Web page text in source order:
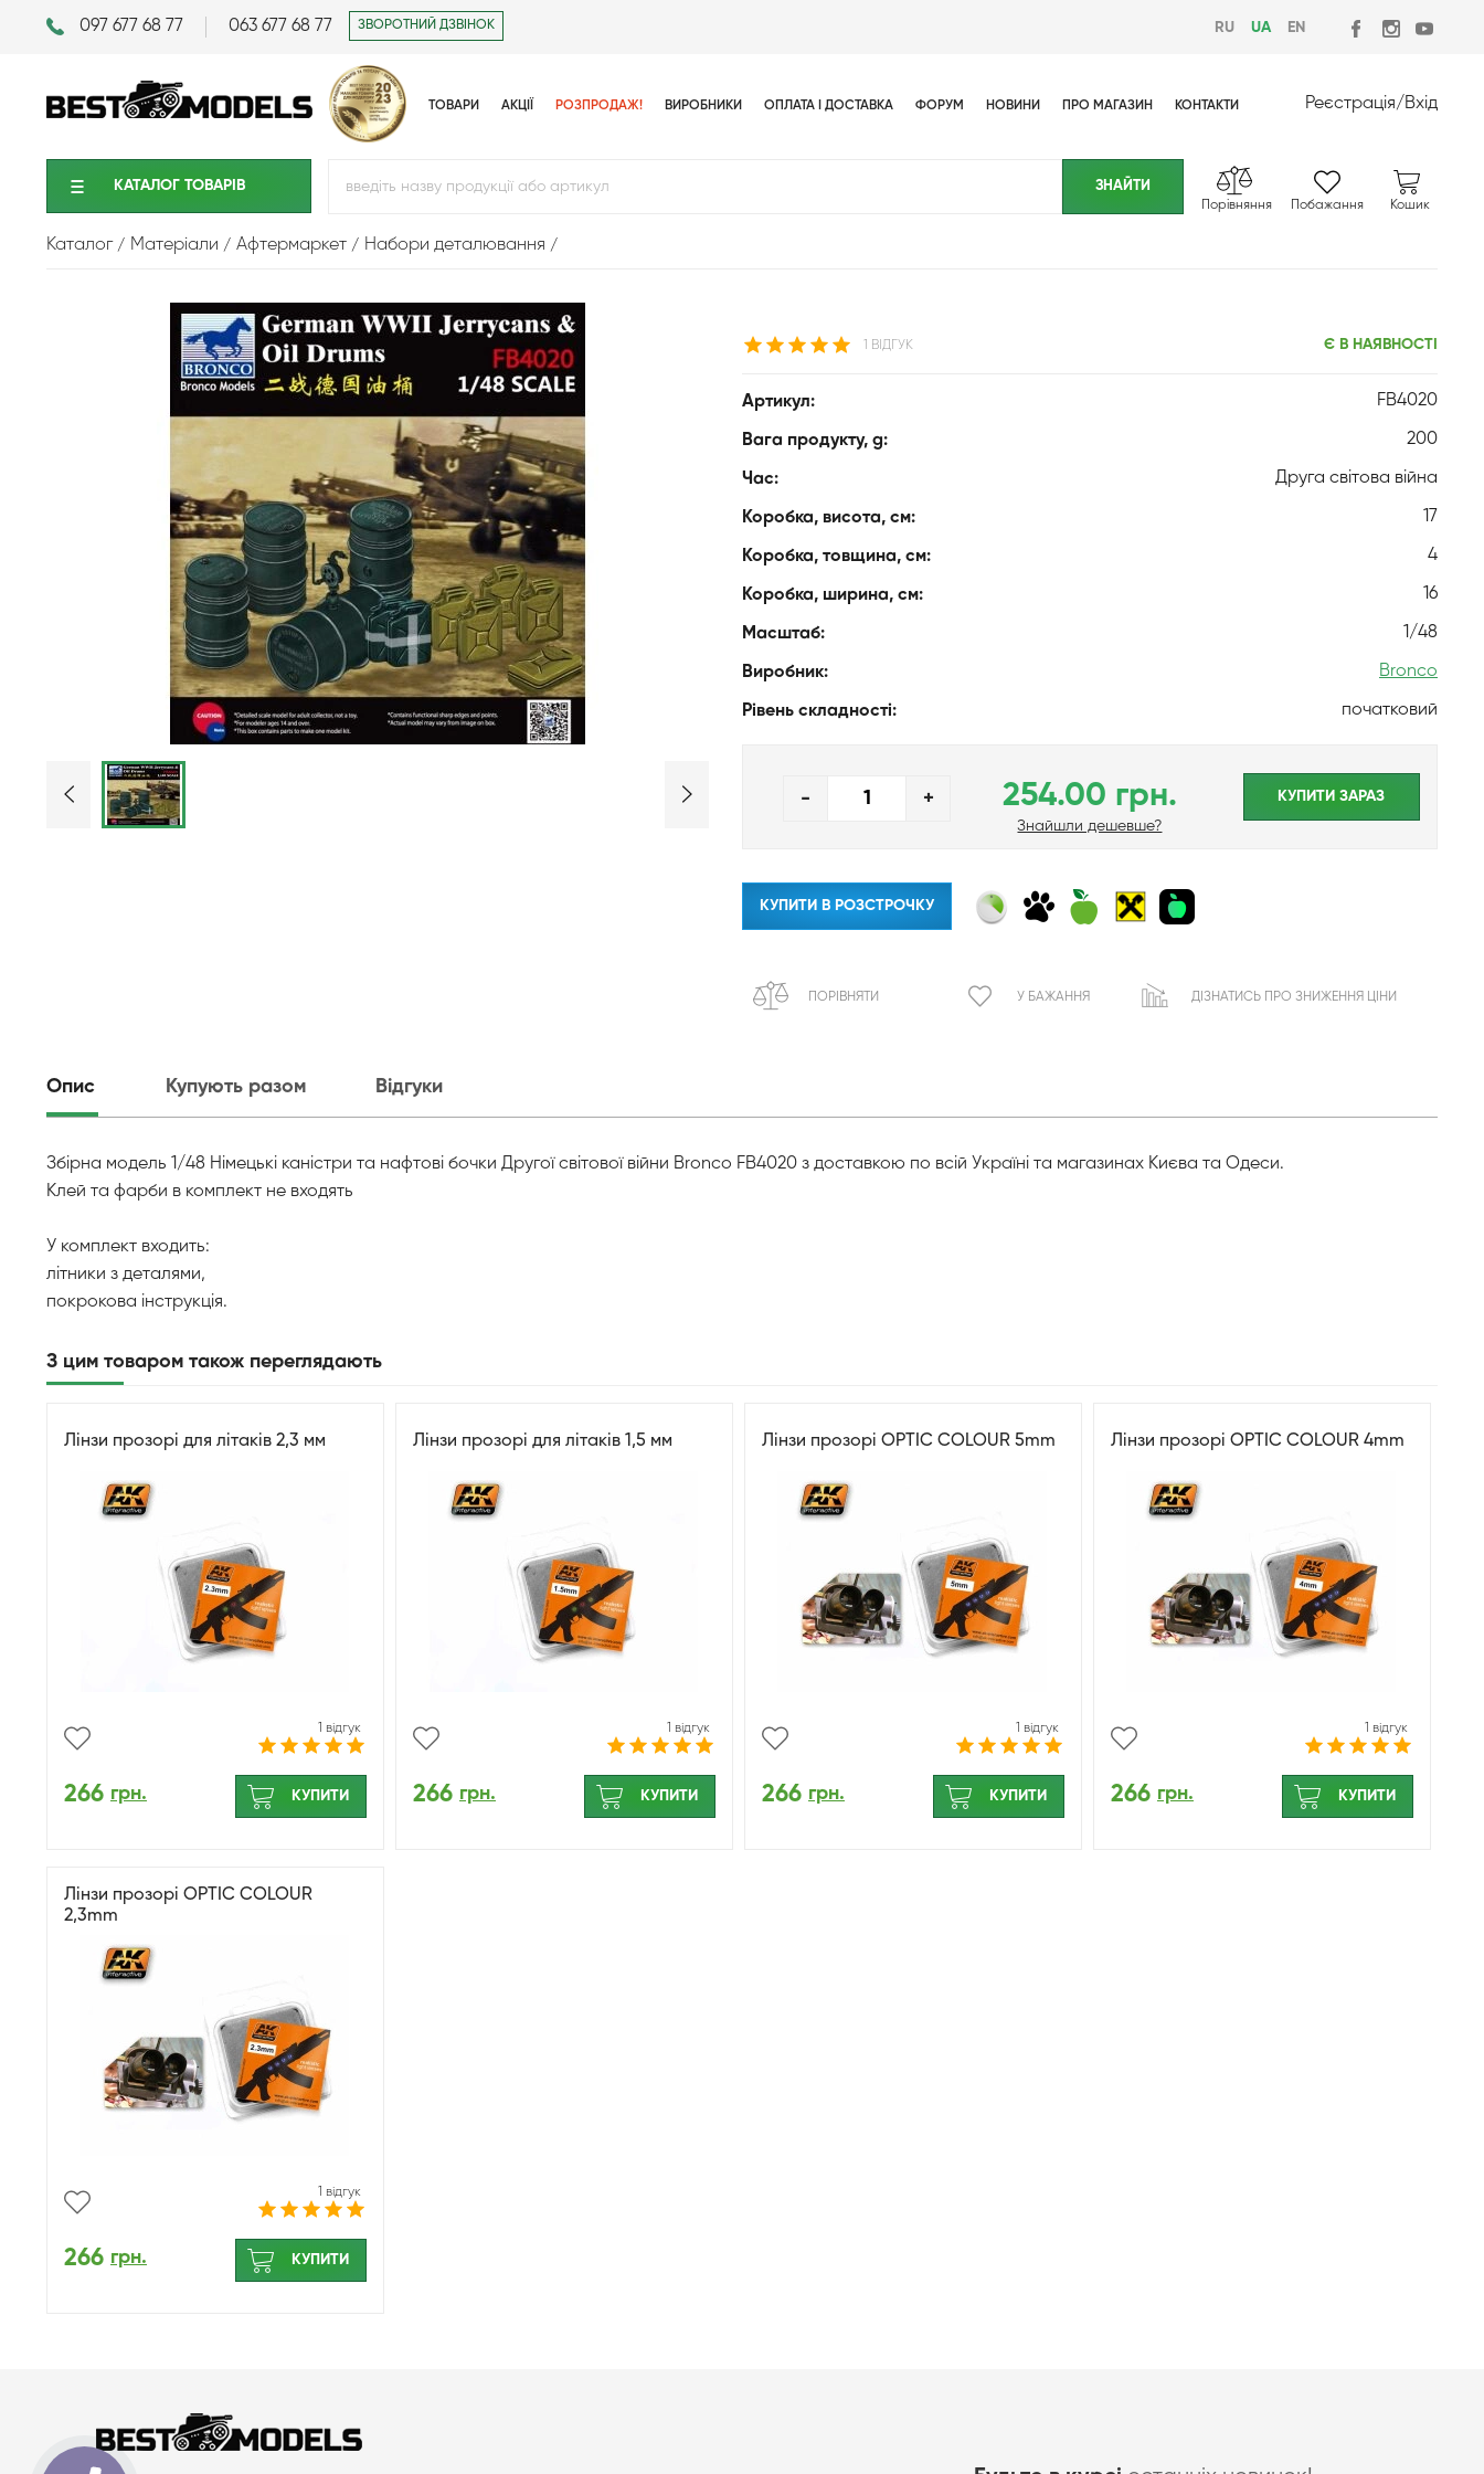
097 677 68 77 063 677 68 77 ЗВОРОТНИЙ ДЗВІНОК RU UA EN
ТОВАРИ АКЦІЇ РОЗПРОДАЖ! ВИРОБНИКИ ОПЛАТА І ДОСТАВКА ФОРУМ НОВИНИ ПРО МАГАЗИН КОНТАКТИ Реєстрація/Вхід
КАТАЛОГ ТОВАРIВ
Порівняння Побажання Кошик
Каталог Матеріали Афтермаркет Набори деталювання
1 ВІДГУК Є В НАЯВНОСТІ
Артикул: FB4020
Вага продукту, g: 200
Час: Друга світова війна
Коробка, висота, см: 17
Коробка, товщина, см: 4
Коробка, ширина, см: 16
Масштаб: 1/48
Виробник: Bronco
Рівень складності: початковий
- + 254.00 грн.
Знайшли дешевше?
КУПИТИ ЗАРАЗ
КУПИТИ В РОЗСТРОЧКУ
ПОРІВНЯТИ У БАЖАННЯ ДІЗНАТИСЬ ПРО ЗНИЖЕННЯ ЦІНИ
Опис Купують разом Відгуки
Збірна модель 1/48 Німецькі каністри та нафтові бочки Другої світової війни Bronco FB4020 з доставкою по всій Україні та магазинах Києва та Одеси.
Клей та фарби в комплект не входять
У комплект входить:
літники з деталями,
покрокова інструкція.
З цим товаром також переглядають
Лінзи прозорі для літаків 2,3 мм
1 відгук
266 грн. КУПИТИ
Лінзи прозорі для літаків 1,5 мм
1 відгук
266 грн. КУПИТИ
Лінзи прозорі OPTIC COLOUR 5mm
1 відгук
266 грн. КУПИТИ
Лінзи прозорі OPTIC COLOUR 4mm
1 відгук
266 грн. КУПИТИ
Лінзи прозорі OPTIC COLOUR
2,3mm
1 відгук
266 грн. КУПИТИ